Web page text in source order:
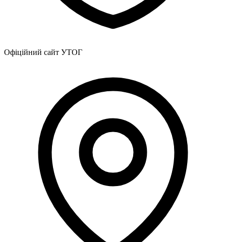
Офіційний сайт УТОГ